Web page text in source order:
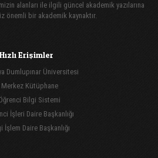
alanları ile ilgili güncel akademik yazılarına
önemli bir akademik kaynaktır.
Hızlı Erişimler
Dumlupınar Üniversitesi
Kütüphane
Bilgi Sistemi
İşleri Daire Başkanlığı
Daire Başkanlığı